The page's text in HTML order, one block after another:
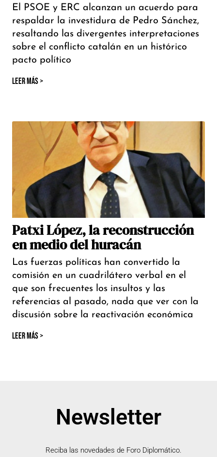
El PSOE y ERC alcanzan un acuerdo para
respaldar la investidura de Pedro Sánchez,
resaltando las divergentes interpretaciones
sobre el conflicto catalán en un histórico
pacto político
LEER MÁS >
Patxi López, la reconstrucción
en medio del huracán
Las fuerzas políticas han convertido la
comisión en un cuadrilátero verbal en el
que son frecuentes los insultos y las
referencias al pasado, nada que ver con la
discusión sobre la reactivación económica
LEER MÁS >
Newsletter
Reciba las novedades de Foro Diplomático.